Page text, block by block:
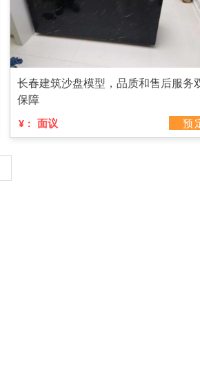
长春建筑沙盘模型，品质和售后服务
保障
¥： 面议 预